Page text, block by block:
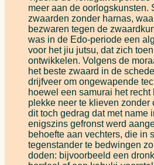
meer aan de oorlogskunsten.
zwaarden zonder harnas,
bezwaren tegen de
was in de Edo-periode een
voor het jiu jutsu, dat zich
ontwikkelen. Volgens de
het beste zwaard in de
drijfveer om ongewapende
hoewel een samurai het
plekke neer te klieven zonder
dit toch gedrag dat met name
enigszins gefronst werd
behoefte aan vechters, die in
tegenstander te bedwingen
doden: bijvoorbeeld een